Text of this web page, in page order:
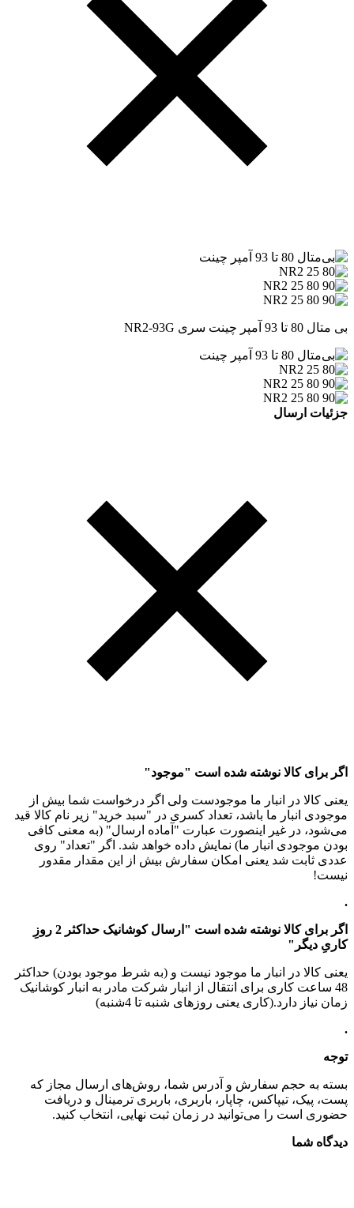
بی متال 80 تا 93 آمپر چینت سری NR2-93G
جزئیات ارسال
اگر برای کالا نوشته شده است "موجود"
یعنی کالا در انبار ما موجودست ولی اگر درخواست شما بیش از
موجودی انبار ما باشد، تعداد کسری در "سبد خرید" زیر نام کالا قید
می‌شود، در غیر اینصورت عبارت "آماده ارسال" (به معنی کافی
بودن موجودی انبار ما) نمایش داده خواهد شد. اگر "تعداد" روی
عددی ثابت شد یعنی امکان سفارش بیش از این مقدار مقدور
نیست!
.
اگر برای کالا نوشته شده است "ارسال کوشانیک حداکثر 2 روزِ
کاریِ دیگر"
یعنی کالا در انبار ما موجود نیست و (به شرط موجود بودن) حداکثر
48 ساعت کاری برای انتقال از انبار شرکت مادر به انبار کوشانیک
زمان نیاز دارد.(کاری یعنی روزهای شنبه تا 4شنبه)
.
توجه
بسته به حجم سفارش و آدرس شما، روش‌های ارسال مجاز که
پست، پیک، تیپاکس، چاپار، باربری، باربری ترمینال و دریافت
حضوری است را می‌توانید در زمان ثبت نهایی، انتخاب کنید.
دیدگاه شما